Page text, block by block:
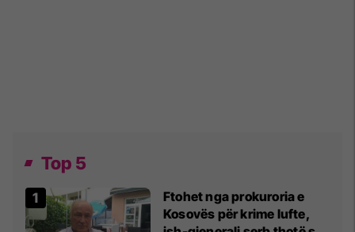
Top 5
Ftohet nga prokuroria e
Kosovës për krime lufte,